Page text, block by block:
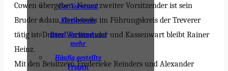
Der Vorstand
Förderkreis
Bund, Verband und
mehr
Häufig gestellte
Fragen
Cowen übergeben. Neuer zweiter Vorsitzender ist sein
Bruder Adam, der bereits im Führungskreis der Treverer
tätig ist. Dritter Vorsitzender und Kassenwart bleibt Rainer
Heinz.
Mit den Beisitzern Frederieke Reinders und Alexander